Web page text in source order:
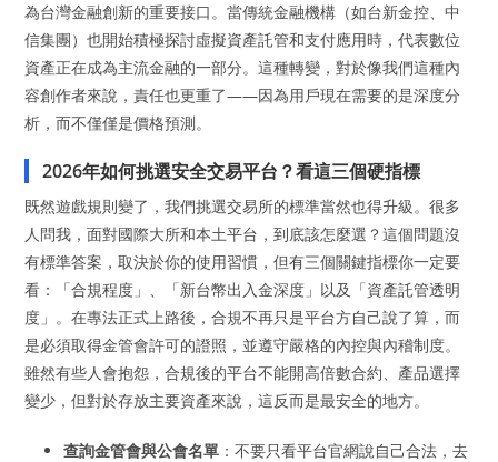
為台灣金融創新的重要接口。當傳統金融機構（如台新金控、中
信集團）也開始積極探討虛擬資產託管和支付應用時，代表數位
資產正在成為主流金融的一部分。這種轉變，對於像我們這種內
容創作者來說，責任也更重了——因為用戶現在需要的是深度分
析，而不僅僅是價格預測。
2026年如何挑選安全交易平台？看這三個硬指標
既然遊戲規則變了，我們挑選交易所的標準當然也得升級。很多
人問我，面對國際大所和本土平台，到底該怎麼選？這個問題沒
有標準答案，取決於你的使用習慣，但有三個關鍵指標你一定要
看：「合規程度」、「新台幣出入金深度」以及「資產託管透明
度」。在專法正式上路後，合規不再只是平台方自己說了算，而
是必須取得金管會許可的證照，並遵守嚴格的內控與內稽制度。
雖然有些人會抱怨，合規後的平台不能開高倍數合約、產品選擇
變少，但對於存放主要資產來說，這反而是最安全的地方。
查詢金管會與公會名單 ：不要只看平台官網說自己合法，去